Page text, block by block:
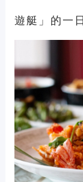
遊艇」的一